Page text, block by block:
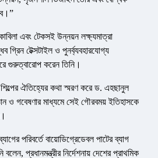
এবং টেকসই উন্নয়ন লক্ষ্যমাত্রা
গ্রিন টেক্সটাইল ও পুনর্ব্যবহারযোগ্য
গুরুত্বারোপ করেন তিনি।
শিল্পের ঐতিহ্যের কথা স্মরণ করে ড. এহছানুল
ও গবেষণার মাধ্যমে সেই গৌরবময় ইতিহাসকে
পরিবর্তে বায়োডিগ্রেডেবল পাটের ব্যাগ
প্রধানমন্ত্রীর নির্দেশনায় দেশের প্রাথমিক